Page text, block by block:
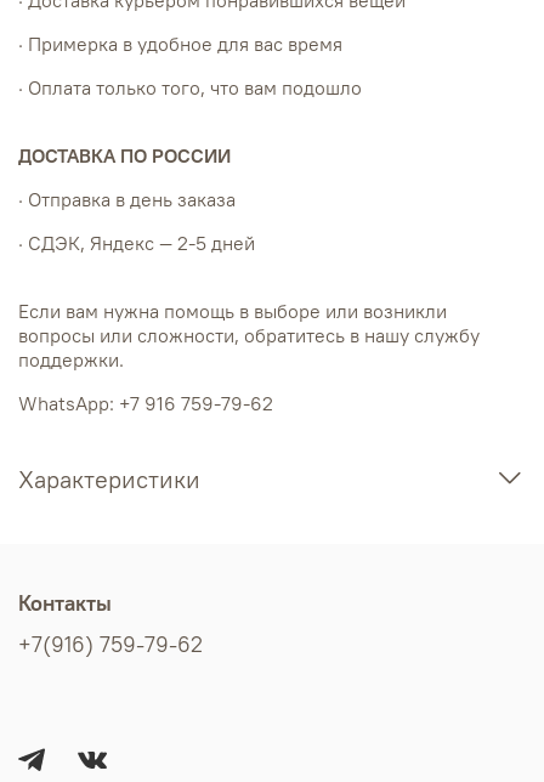
· Примерка в удобное для вас время
· Оплата только того, что вам подошло
ДОСТАВКА ПО РОССИИ
· Отправка в день заказа
· СДЭК, Яндекс — 2-5 дней
Если вам нужна помощь в выборе или возникли
вопросы или сложности, обратитесь в нашу службу
поддержки.
WhatsApp: +7 916 759-79-62
Характеристики
Контакты
+7(916) 759-79-62